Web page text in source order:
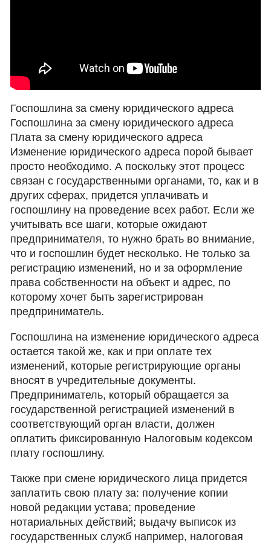
Госпошлина за смену юридического адреса
Госпошлина за смену юридического адреса
Плата за смену юридического адреса
Изменение юридического адреса порой бывает
просто необходимо. А поскольку этот процесс
связан с государственными органами, то, как и в
других сферах, придется уплачивать и
госпошлину на проведение всех работ. Если же
учитывать все шаги, которые ожидают
предпринимателя, то нужно брать во внимание,
что и госпошлин будет несколько. Не только за
регистрацию изменений, но и за оформление
права собственности на объект и адрес, по
которому хочет быть зарегистрирован
предприниматель.
Госпошлина на изменение юридического адреса
остается такой же, как и при оплате тех
изменений, которые регистрирующие органы
вносят в учредительные документы.
Предприниматель, который обращается за
государственной регистрацией изменений в
соответствующий орган власти, должен
оплатить фиксированную Налоговым кодексом
плату госпошлину.
Также при смене юридического лица придется
заплатить свою плату за: получение копии
новой редакции устава; проведение
нотариальных действий; выдачу выписок из
государственных служб например, налоговая